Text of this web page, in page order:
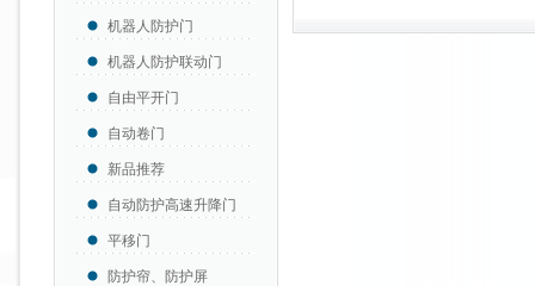
机器人防护门
机器人防护联动门
自由平开门
自动卷门
新品推荐
自动防护高速升降门
平移门
防护帘、防护屏